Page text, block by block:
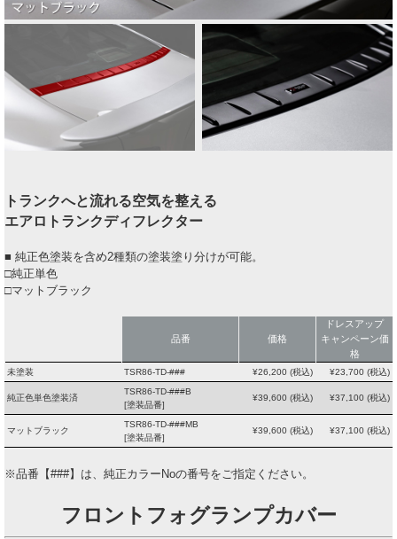
トランクへと流れる空気を整える
エアロトランクディフレクター
■ 純正色塗装を含め2種類の塗装塗り分けが可能。
□純正単色
□マットブラック
品番 価格
ドレスアップ
キャンペーン価
格
未塗装 TSR86-TD-### ¥26,200 (税込) ¥23,700 (税込)
純正色単色塗装済
TSR86-TD-###B
[塗装品番]
¥39,600 (税込) ¥37,100 (税込)
マットブラック
TSR86-TD-###MB
[塗装品番]
¥39,600 (税込) ¥37,100 (税込)
※品番【###】は、純正カラーNoの番号をご指定ください。
フロントフォグランプカバー